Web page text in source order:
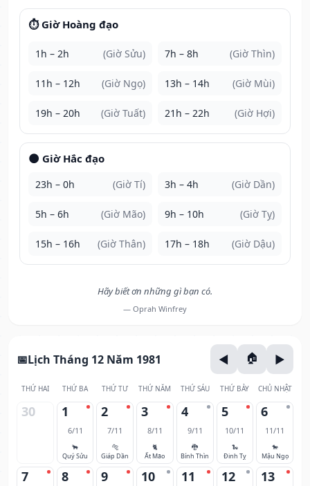
⏱️ Giờ Hoàng đạo
1h – 2h (Giờ Sửu) 7h – 8h (Giờ Thìn)
11h – 12h (Giờ Ngọ) 13h – 14h (Giờ Mùi)
19h – 20h (Giờ Tuất) 21h – 22h (Giờ Hợi)
🌑 Giờ Hắc đạo
23h – 0h (Giờ Tí) 3h – 4h (Giờ Dần)
5h – 6h (Giờ Mão) 9h – 10h (Giờ Tỵ)
15h – 16h (Giờ Thân) 17h – 18h (Giờ Dậu)
Hãy biết ơn những gì bạn có.
— Oprah Winfrey
Lịch Tháng 12 Năm 1981
THỨ HAI THỨ BA THỨ TƯ THỨ NĂM THỨ SÁU THỨ BẢY CHỦ NHẬT
30 1
6/11
🐂
Quý Sửu
2
7/11
🐅
Giáp Dần
3
8/11
🐈
Ất Mão
4
9/11
🐉
Bính Thìn
5
10/11
🐍
Đinh Tỵ
6
11/11
🐎
Mậu Ngọ
7 8 9 10 11 12 13